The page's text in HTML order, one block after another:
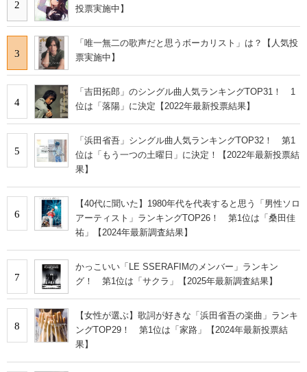
2
投票実施中】
3
「唯一無二の歌声だと思うボーカリスト」は？【人気投
票実施中】
4
「吉田拓郎」のシングル曲人気ランキングTOP31！ 1
位は「落陽」に決定【2022年最新投票結果】
5
「浜田省吾」シングル曲人気ランキングTOP32！ 第1
位は「もう一つの土曜日」に決定！【2022年最新投票結
果】
6
【40代に聞いた】1980年代を代表すると思う「男性ソロ
アーティスト」ランキングTOP26！ 第1位は「桑田佳
祐」【2024年最新調査結果】
7
かっこいい「LE SSERAFIMのメンバー」ランキン
グ！ 第1位は「サクラ」【2025年最新調査結果】
8
【女性が選ぶ】歌詞が好きな「浜田省吾の楽曲」ランキ
ングTOP29！ 第1位は「家路」【2024年最新投票結
果】